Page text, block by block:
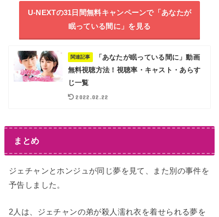
U-NEXTの31日間無料キャンペーンで「あなたが
眠っている間に」を見る
関連記事
「あなたが眠っている間に」動画
無料視聴方法！視聴率・キャスト・あらす
じ一覧
2022.02.22
まとめ
ジェチャンとホンジュが同じ夢を見て、また別の事件を
予告しました。
2人は、ジェチャンの弟が殺人濡れ衣を着せられる夢を